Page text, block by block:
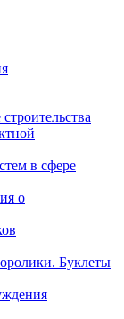
в сфере
о
Буклеты